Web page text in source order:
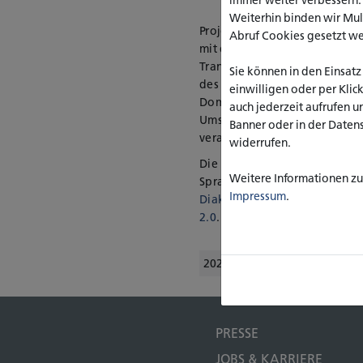
Projektkoordinatorin und
mit dieser Aufgabe betraut,
Transfernetzwerks Soziale
des Entstehungsprozesses
Dominik Schneider
Umsetzung und die
verantwortete.
Die katho-Seite entstand
Sprache e. V. und wurde vom
Diakonischen Stiftung Ummeln
2.0.
2022
PRESSE
JOBS & KARRIERE
Weiterhin binden wir
Abruf Cookies gesetzt
Sie können in den
einwilligen oder per
auch jederzeit aufrufen
Banner oder in der
widerrufen.
Weitere Informationen
Impressum.